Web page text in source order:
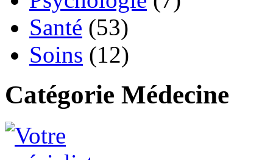
Santé (53)
Soins (12)
Catégorie Médecine